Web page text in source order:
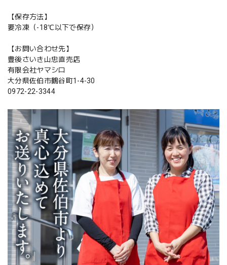
【保存方法】
要冷凍（-18℃以下で保存）
【お問い合わせ先】
豊後さいき山忠直売店
有限会社ヤマシロ
大分県佐伯市鶴谷町1-4-30
0972-22-3344